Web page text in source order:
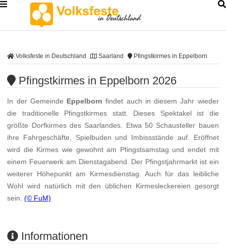
Volksfeste in Deutschland Saarland Pfingstkirmes in Eppelborn
Pfingstkirmes in Eppelborn 2026
In der Gemeinde Eppelborn findet auch in diesem Jahr wieder
die traditionelle Pfingstkirmes statt. Dieses Spektakel ist die
größte Dorfkirmes des Saarlandes. Etwa 50 Schausteller bauen
ihre Fahrgeschäfte, Spielbuden und Imbissstände auf. Eröffnet
wird die Kirmes wie gewohnt am Pfingstsamstag und endet mit
einem Feuerwerk am Dienstagabend. Der Pfingstjahrmarkt ist ein
weiterer Höhepunkt am Kirmesdienstag. Auch für das leibliche
Wohl wird natürlich mit den üblichen Kirmesleckereien gesorgt
sein.(© FuM)
Informationen